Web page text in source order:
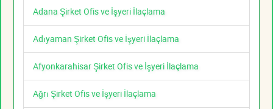
Adana Şirket Ofis ve İşyeri İlaçlama
Adıyaman Şirket Ofis ve İşyeri İlaçlama
Afyonkarahisar Şirket Ofis ve İşyeri İlaçlama
Ağrı Şirket Ofis ve İşyeri İlaçlama